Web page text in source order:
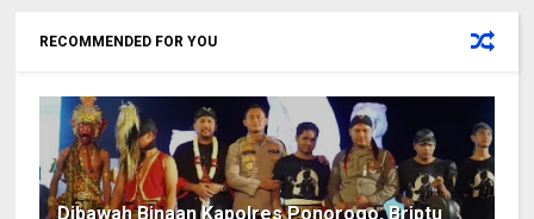
RECOMMENDED FOR YOU
Dibawah Binaan Kapolres Ponorogo, Briptu